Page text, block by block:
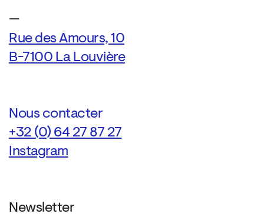
—
Rue des Amours, 10
B-7100 La Louvière
Nous contacter
+32 (0) 64 27 87 27
Instagram
Newsletter